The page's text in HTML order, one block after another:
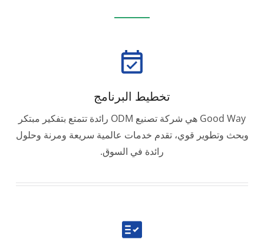
تخطيط البرنامج
Good Way هي شركة تصنيع ODM رائدة تتمتع بتفكير مبتكر
وبحث وتطوير قوي، تقدم خدمات عالمية سريعة ومرنة وحلول
رائدة في السوق.